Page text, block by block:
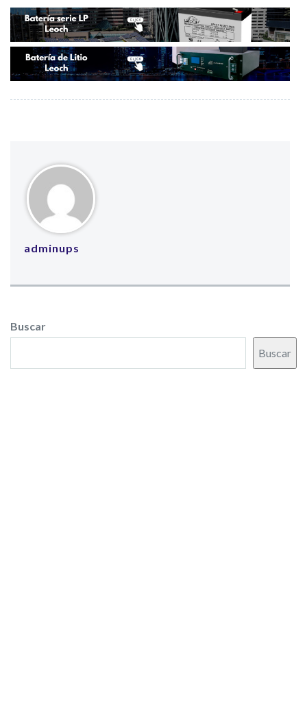
adminups
Buscar
Buscar